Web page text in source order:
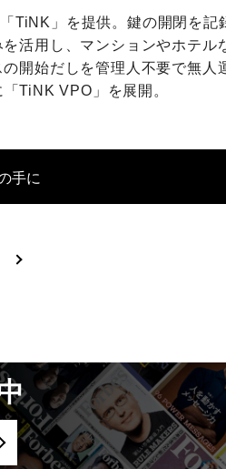
TiNK」を提供。鍵の開閉を記
活用し、マンションやホテル
開始だしを管理人不要で無人
TiNK VPO」を展開。
手に